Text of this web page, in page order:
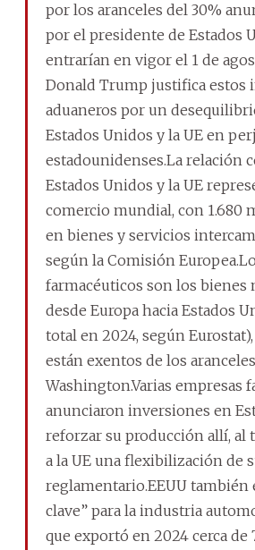
por los aranceles del 30%
por el presidente de Estados
entrarían en vigor el 1 de
Donald Trump justifica estos
aduaneros por un
Estados Unidos y la UE en
estadounidenses.La relación
Estados Unidos y la UE
comercio mundial, con 1.680
en bienes y servicios
según la Comisión
farmacéuticos son los bienes
desde Europa hacia Estados
total en 2024, según
están exentos de los
Washington.Varias empresas
anunciaron inversiones en
reforzar su producción allí, al
a la UE una flexibilización de
reglamentario.EEUU también
clave” para la industria
que exportó en 2024 cerca de